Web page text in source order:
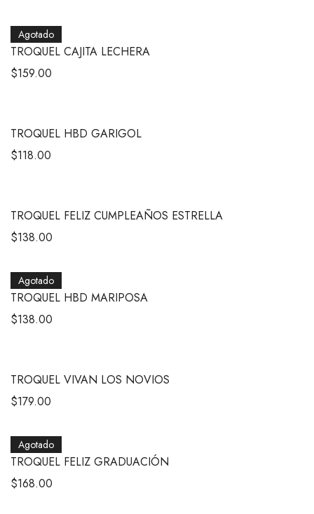
Agotado
TROQUEL CAJITA LECHERA
$159.00
TROQUEL HBD GARIGOL
$118.00
TROQUEL FELIZ CUMPLEAÑOS ESTRELLA
$138.00
Agotado
TROQUEL HBD MARIPOSA
$138.00
TROQUEL VIVAN LOS NOVIOS
$179.00
Agotado
TROQUEL FELIZ GRADUACIÓN
$168.00